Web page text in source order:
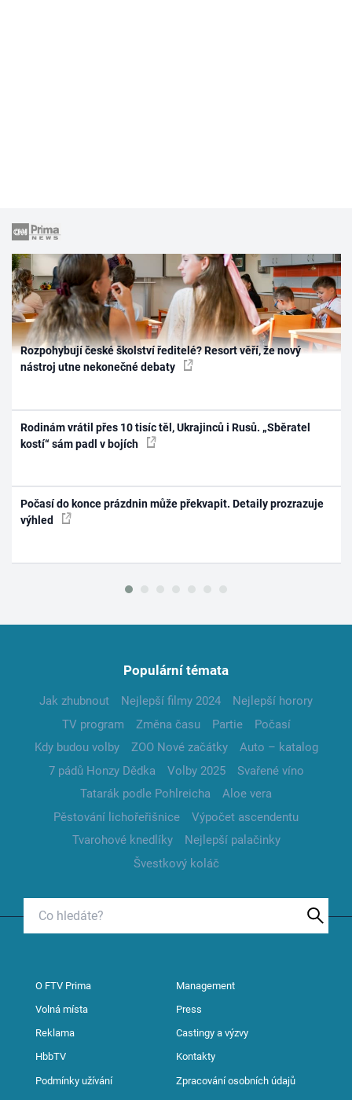
Rozpohybují české školství ředitelé? Resort věří, že nový
nástroj utne nekonečné debaty
Rodinám vrátil přes 10 tisíc těl, Ukrajinců i Rusů. „Sběratel
kostí“ sám padl v bojích
Počasí do konce prázdnin může překvapit. Detaily prozrazuje
výhled
Populární témata
Jak zhubnout Nejlepší filmy 2024
Nejlepší horory
TV program
Změna času Partie
Počasí
Kdy budou volby
ZOO Nové začátky
Auto – katalog
7 pádů Honzy Dědka
Volby 2025
Svařené víno
Tatarák podle Pohlreicha
Aloe vera
Pěstování lichořeřišnice
Výpočet ascendentu
Tvarohové knedlíky
Nejlepší palačinky
Švestkový koláč
O FTV Prima Management
Volná místa Press
Reklama Castingy a výzvy
HbbTV Kontakty
Podmínky užívání Zpracování osobních údajů